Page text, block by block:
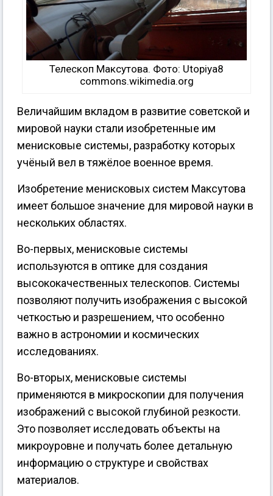
Телескоп Максутова. Фото: Utopiya8
commons.wikimedia.org
Величайшим вкладом в развитие советской и
мировой науки стали изобретенные им
менисковые системы, разработку которых
учёный вел в тяжёлое военное время.
Изобретение менисковых систем Максутова
имеет большое значение для мировой науки в
нескольких областях.
Во-первых, менисковые системы
используются в оптике для создания
высококачественных телескопов. Системы
позволяют получить изображения с высокой
четкостью и разрешением, что особенно
важно в астрономии и космических
исследованиях.
Во-вторых, менисковые системы
применяются в микроскопии для получения
изображений с высокой глубиной резкости.
Это позволяет исследовать объекты на
микроуровне и получать более детальную
информацию о структуре и свойствах
материалов.